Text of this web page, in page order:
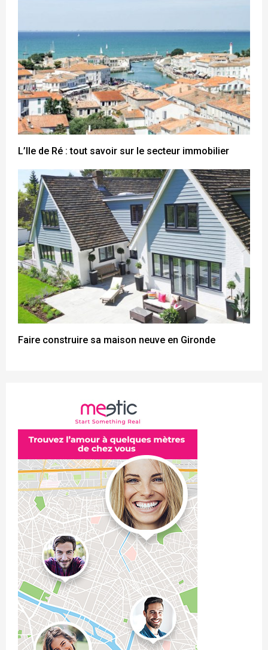
L’Ile de Ré : tout savoir sur le secteur immobilier
Faire construire sa maison neuve en Gironde